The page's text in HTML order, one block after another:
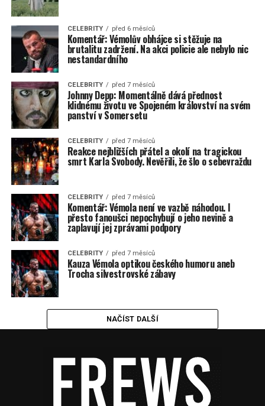
CELEBRITY před 6 měsíců
Komentář: Vémolův obhájce si stěžuje na
brutalitu zadržení. Na akci policie ale nebylo nic
nestandardního
CELEBRITY před 7 měsíců
Johnny Depp: Momentálně dává přednost
klidnému životu ve Spojeném království na svém
panství v Somersetu
CELEBRITY před 7 měsíců
Reakce nejbližších přátel a okolí na tragickou
smrt Karla Svobody. Nevěřili, že šlo o sebevraždu
CELEBRITY před 7 měsíců
Komentář: Vémola není ve vazbě náhodou. I
přesto fanoušci nepochybují o jeho nevině a
zaplavují jej zprávami podpory
CELEBRITY před 7 měsíců
Kauza Vémola optikou českého humoru aneb
Trocha silvestrovské zábavy
NAČÍST DALŠÍ